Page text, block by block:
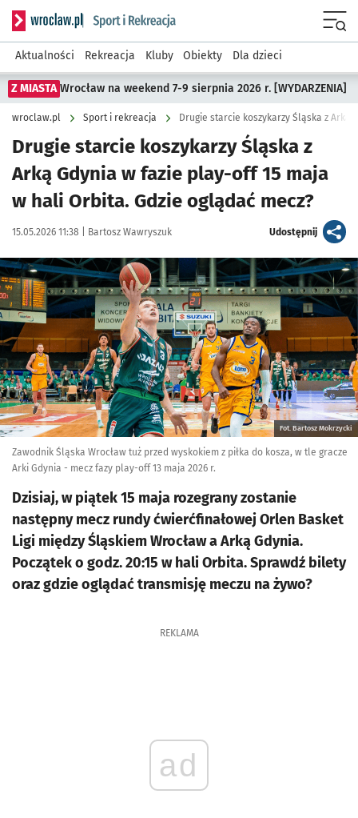
Serwis informacyjny wroclaw.pl podserwis: Sport i rekreacja
Aktualności Rekreacja Kluby Obiekty Dla dzieci
Z MIASTA Wrocław na weekend 7-9 sierpnia 2026 r. [WYDARZENIA]
wroclaw.pl Sport i rekreacja Drugie starcie koszykarzy Śląska z Arką
Drugie starcie koszykarzy Śląska z
Arką Gdynia w fazie play-off 15 maja
w hali Orbita. Gdzie oglądać mecz?
Data publikacji:
15.05.2026 11:38 | Autor:
Bartosz Wawryszuk Udostępnijartykuł
Kliknij, aby powiększyć
Fot. Bartosz Mokrzycki
Zawodnik Śląska Wrocław tuż przed wyskokiem z piłka do kosza, w tle gracze
Arki Gdynia - mecz fazy play-off 13 maja 2026 r.
Dzisiaj, w piątek 15 maja rozegrany zostanie
następny mecz rundy ćwierćfinałowej Orlen Basket
Ligi między Śląskiem Wrocław a Arką Gdynia.
Początek o godz. 20:15 w hali Orbita. Sprawdź bilety
oraz gdzie oglądać transmisję meczu na żywo?
REKLAMA
ad